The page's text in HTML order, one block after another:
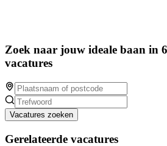
Zoek naar jouw ideale baan in
vacatures
Vacatures zoeken
Gerelateerde vacatures